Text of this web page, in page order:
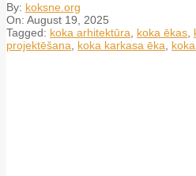
By: koksne.org
On: August 19, 2025
Tagged: koka arhitektūra koka ēkas
projektēšana
koka karkasa ēka